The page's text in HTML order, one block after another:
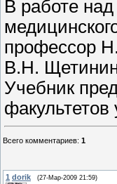
В работе
профессор
В.Н.
Учебник
факультетов
Всего комментариев: 1
1 dorik (27-Мар-2009 21:59)